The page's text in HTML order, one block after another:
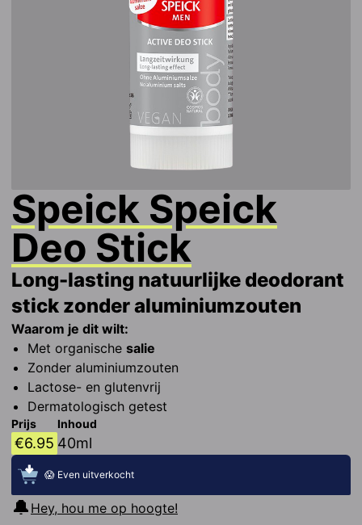
Speick Speick
Deo Stick
Long-lasting natuurlijke deodorant
stick zonder aluminiumzouten
Waarom je dit wilt:
Met organische salie
Zonder aluminiumzouten
Lactose- en glutenvrij
Dermatologisch getest
Prijs
€6.95
Inhoud
40ml
😱 Even uitverkocht
🔔 Hey, hou me op hoogte!